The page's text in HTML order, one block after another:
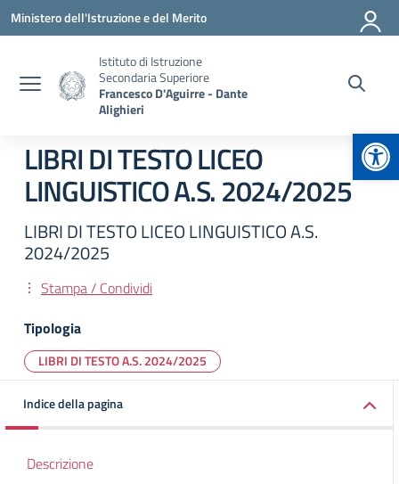
Vai ai contenuti
Vai al menu di navigazione
Vai al footer
Ministero dell'Istruzione e del Merito
Istituto di Istruzione
Secondaria Superiore
Francesco D'Aguirre - Dante
Alighieri
LIBRI DI TESTO LICEO
LINGUISTICO A.S. 2024/2025
LIBRI DI TESTO LICEO LINGUISTICO A.S.
2024/2025
Stampa / Condividi
Tipologia
LIBRI DI TESTO A.S. 2024/2025
Indice della pagina
Descrizione